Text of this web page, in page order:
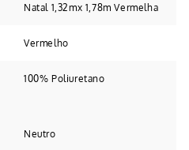
Natal 1,32mx 1,78m Vermelha
Vermelho
100% Poliuretano
Neutro